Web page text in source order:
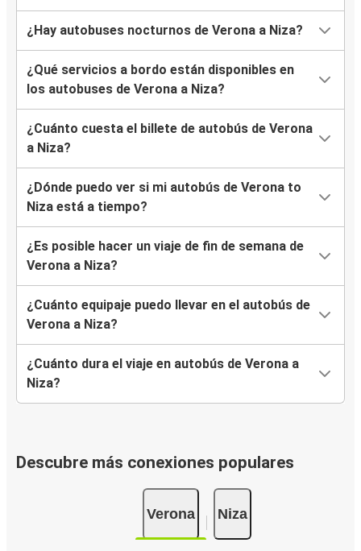
¿Hay autobuses nocturnos de Verona a Niza?
¿Qué servicios a bordo están disponibles en
los autobuses de Verona a Niza?
¿Cuánto cuesta el billete de autobús de Verona
a Niza?
¿Dónde puedo ver si mi autobús de Verona to
Niza está a tiempo?
¿Es posible hacer un viaje de fin de semana de
Verona a Niza?
¿Cuánto equipaje puedo llevar en el autobús de
Verona a Niza?
¿Cuánto dura el viaje en autobús de Verona a
Niza?
Descubre más conexiones populares
Verona Niza